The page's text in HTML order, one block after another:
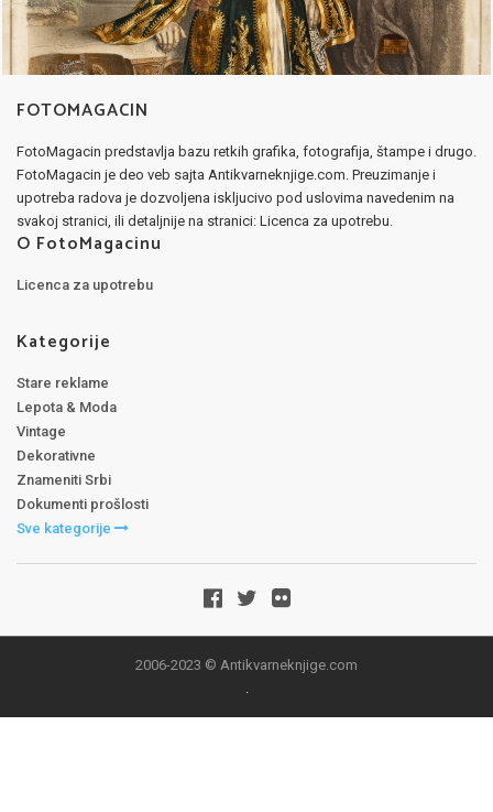
FOTOMAGACIN
FotoMagacin predstavlja bazu retkih grafika, fotografija, štampe i drugo.
FotoMagacin je deo veb sajta Antikvarneknjige.com. Preuzimanje i
upotreba radova je dozvoljena iskljucivo pod uslovima navedenim na
svakoj stranici, ili detaljnije na stranici: Licenca za upotrebu.
O FotoMagacinu
Licenca za upotrebu
Kategorije
Stare reklame
Lepota & Moda
Vintage
Dekorativne
Znameniti Srbi
Dokumenti prošlosti
Sve kategorije
2006-2023 © Antikvarneknjige.com
.